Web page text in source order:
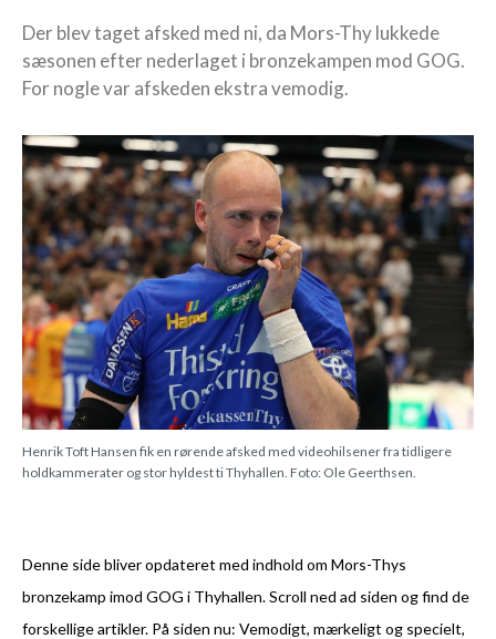
Der blev taget afsked med ni, da Mors-Thy lukkede
sæsonen efter nederlaget i bronzekampen mod GOG.
For nogle var afskeden ekstra vemodig.
Henrik Toft Hansen fik en rørende afsked med videohilsener fra tidligere
holdkammerater og stor hyldest ti Thyhallen. Foto: Ole Geerthsen.
Denne side bliver opdateret med indhold om Mors-Thys
bronzekamp imod GOG i Thyhallen. Scroll ned ad siden og find de
forskellige artikler. På siden nu: Vemodigt, mærkeligt og specielt,